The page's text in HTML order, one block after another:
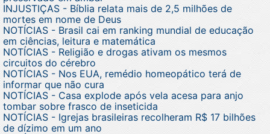
INJUSTIÇAS - Bíblia relata mais de 2,5 milhões de
mortes em nome de Deus
NOTÍCIAS - Brasil cai em ranking mundial de educação
em ciências, leitura e matemática
NOTÍCIAS - Religião e drogas ativam os mesmos
circuitos do cérebro
NOTÍCIAS - Nos EUA, remédio homeopático terá de
informar que não cura
NOTÍCIAS - Casa explode após vela acesa para anjo
tombar sobre frasco de inseticida
NOTÍCIAS - Igrejas brasileiras recolheram R$ 17 bilhões
de dízimo em um ano